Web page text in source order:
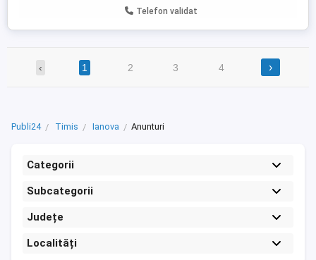
Telefon validat
‹ 1 2 3 4 ›
Publi24 Timis Ianova Anunturi
Categorii
Subcategorii
Județe
Localități